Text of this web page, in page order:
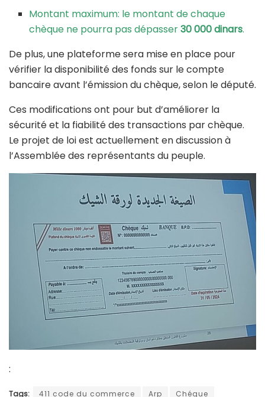
Montant maximum: le montant de chaque
chèque ne pourra pas dépasser30 000 dinars.
De plus, une plateforme sera mise en place pour
vérifier la disponibilité des fonds sur le compte
bancaire avant l’émission du chèque, selon le député.
Ces modifications ont pour but d’améliorer la
sécurité et la fiabilité des transactions par chèque.
Le projet de loi est actuellement en discussion à
l’Assemblée des représentants du peuple.
:
Tags: 411 code du commerce Arp
Chéque